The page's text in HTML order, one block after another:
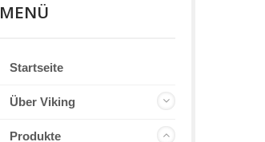
MENÜ
Startseite
Über Viking
Produkte